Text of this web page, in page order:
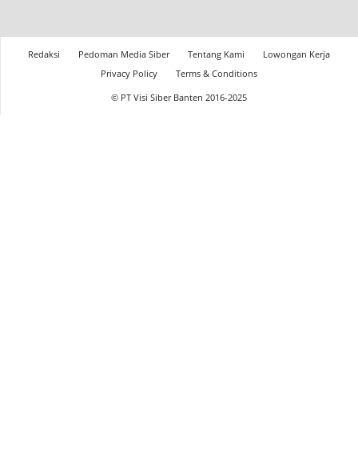
Redaksi Pedoman Media Siber Tentang Kami
Lowongan Kerja
Privacy Policy
Terms & Conditions
© PT Visi Siber Banten 2016-2025